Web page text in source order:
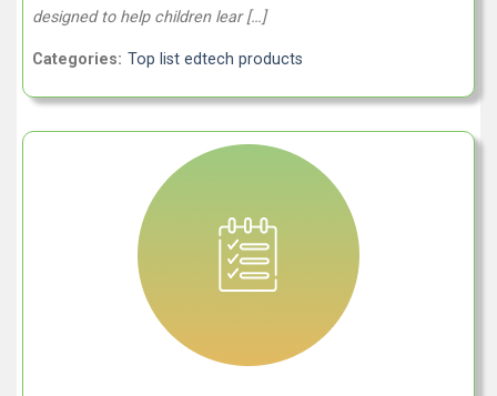
designed to help children lear […]
Categories: Top list edtech products